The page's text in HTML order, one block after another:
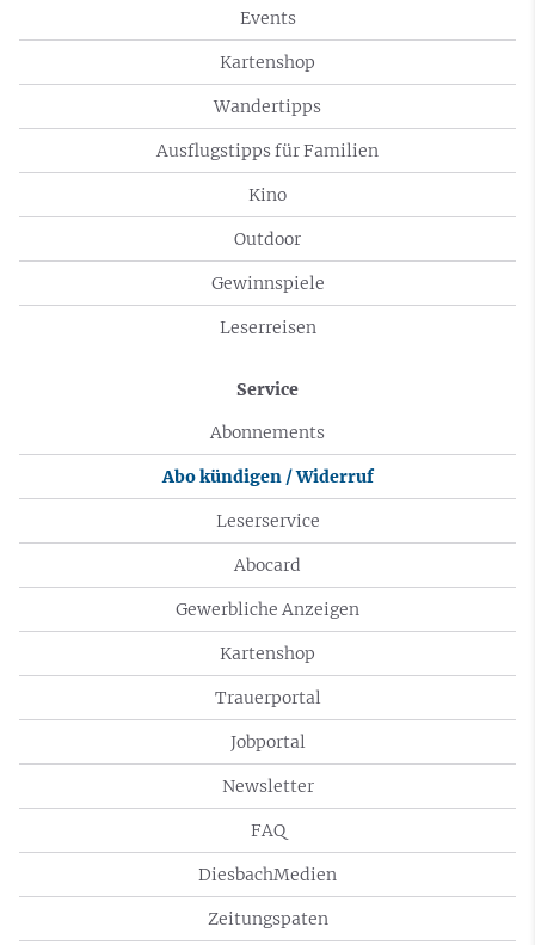
Events
Kartenshop
Wandertipps
Ausflugstipps für Familien
Kino
Outdoor
Gewinnspiele
Leserreisen
Service
Abonnements
Abo kündigen / Widerruf
Leserservice
Abocard
Gewerbliche Anzeigen
Kartenshop
Trauerportal
Jobportal
Newsletter
FAQ
DiesbachMedien
Zeitungspaten